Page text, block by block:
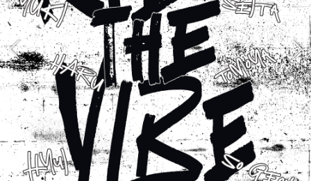
NOTICE
SCHEDULE